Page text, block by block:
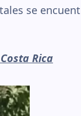
se
Rica